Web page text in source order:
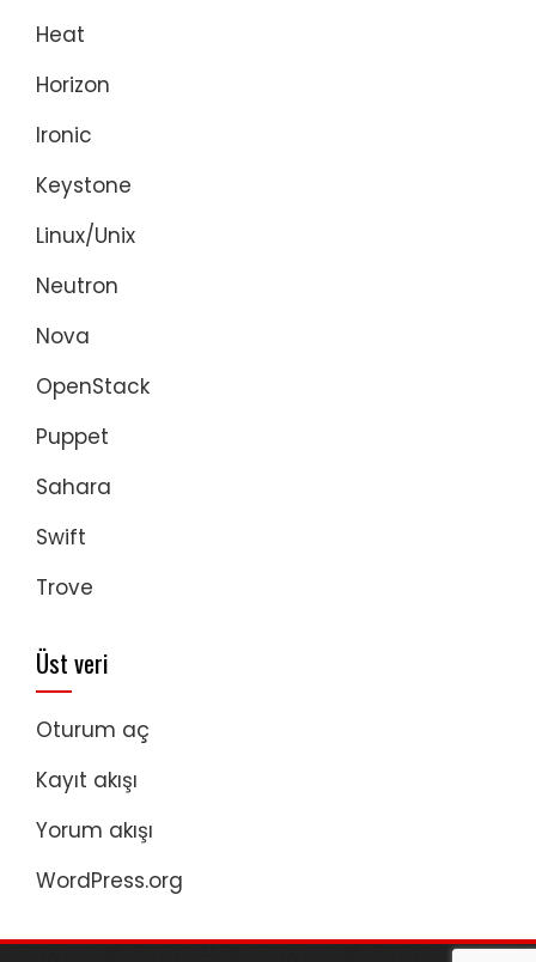
Heat
Horizon
Ironic
Keystone
Linux/Unix
Neutron
Nova
OpenStack
Puppet
Sahara
Swift
Trove
Üst veri
Oturum aç
Kayıt akışı
Yorum akışı
WordPress.org